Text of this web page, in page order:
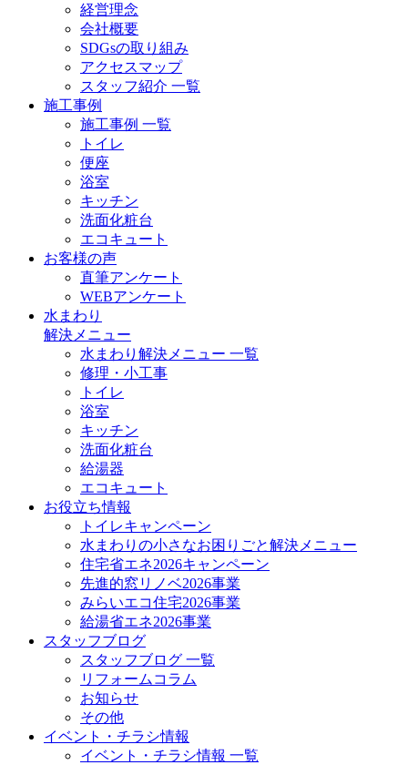
経営理念
会社概要
SDGsの取り組み
アクセスマップ
スタッフ紹介 一覧
施工事例
施工事例 一覧
トイレ
便座
浴室
キッチン
洗面化粧台
エコキュート
お客様の声
直筆アンケート
WEBアンケート
水まわり
解決メニュー
水まわり解決メニュー 一覧
修理・小工事
トイレ
浴室
キッチン
洗面化粧台
給湯器
エコキュート
お役立ち情報
トイレキャンペーン
水まわりの小さなお困りごと解決メニュー
住宅省エネ2026キャンペーン
先進的窓リノベ2026事業
みらいエコ住宅2026事業
給湯省エネ2026事業
スタッフブログ
スタッフブログ 一覧
リフォームコラム
お知らせ
その他
イベント・チラシ情報
イベント・チラシ情報 一覧